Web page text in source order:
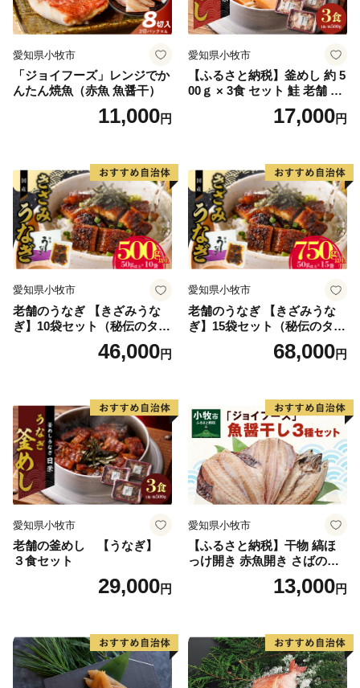
愛知県小牧市
「ジョイフーズ」レンジでか
んたん焼魚（赤魚 魚醤干）
11,000円
愛知県小牧市
【ふるさと納税】釜めし 約 5
00ｇ × 3食 セット 鮭 老舗 急
速冷凍 レンチン 時短 簡単調
理 食品 加工品 海鮮 手作り
り寄せグルメ 愛知県 小牧市
送料無料
17,000円
愛知県小牧市
老舗のうなぎ 【きざみうな
ぎ】10袋セット（秘伝のタレ
46,000円
愛知県小牧市
老舗のうなぎ 【きざみうな
ぎ】15袋セット（秘伝のタレ
68,000円
愛知県小牧市
老舗の釜めし 【うなぎ】
３食セット
29,000円
愛知県小牧市
【ふるさと納税】干物 縞ほ
っけ開き 赤魚開き さばの開
き 魚醤干し 3種 セット 詰め
合わせ 魚 おかず 肉厚 おいし
取り寄せグルメ 魚醤 ナンプ
ラー 愛知県 小牧市 冷凍 送料
無料
13,000円